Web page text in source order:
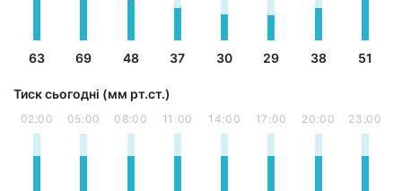
63 69 48 37 30 29 38 51
Тиск сьогодні (мм рт.ст.)
02:00 05:00 08:00 11:00 14:00 17:00 20:00 23:00